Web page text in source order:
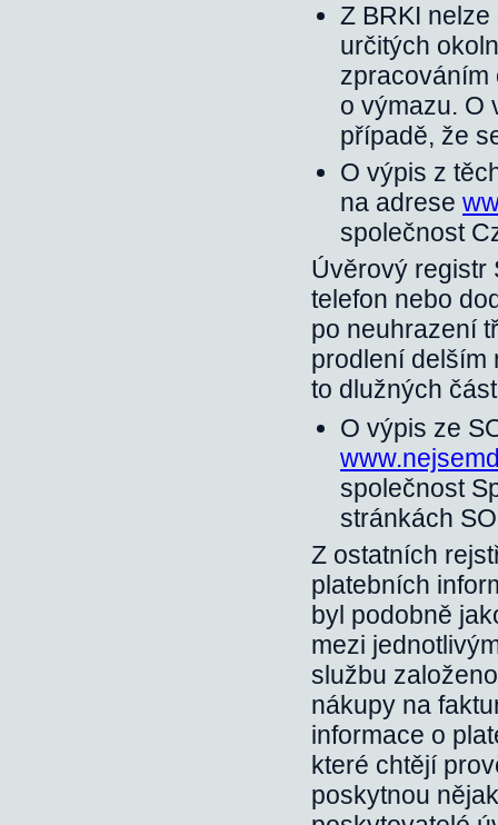
Z BRKI
určitých
zpracováním
o výmazu. O
případě, že
O výpis z
na adrese
společnost
Úvěrový registr
telefon nebo
po neuhrazení
prodlení delším
to dlužných
O výpis ze
společnost
stránkách
Z ostatních
platebních
byl podobně
mezi
službu
nákupy na
informace o
které chtějí
poskytnou